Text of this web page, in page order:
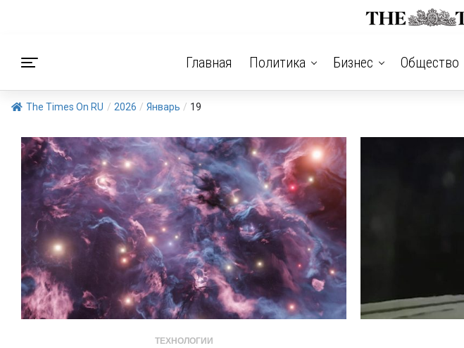
Главная Политика Бизнес Общество
The Times On RU / 2026 / Январь / 19
ТЕХНОЛОГИИ